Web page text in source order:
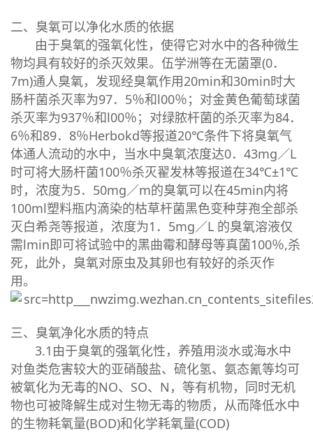
二、臭氧可以净化水质的依据
由于臭氧的强氧化性，使得它对水中的各种微生
物均具有较好的杀灭效果。伍学洲等在无菌罩(0．
7m)通人臭氧，发现经臭氧作用20min和30min时大
肠杆菌杀灭率为97．5％和l00％；对金黄色葡萄球菌
杀灭率为937％和l00％；对绿脓杆菌的杀灭率为84．
6％和89．8％Herbokd等报道20℃条件下将臭氧气
体通人流动的水中，当水中臭氧浓度达0．43mg／L
时可将大肠杆菌100％杀灭翟发林等报道在34℃±1℃
时，浓度为5．50mg／m的臭氧可以在45min内将
100ml塑料瓶内滴染的枯草杆菌黑色变种芽孢全部杀
灭白希尧等报道，浓度为1．5mg／L 的臭氧溶液仅
需lmin即可将试验中的黑曲霉和酵母等真菌100％,杀
死，此外，臭氧对原虫及其卵也有较好的杀灭作
用。
三、臭氧净化水质的特点
3.1由于臭氧的强氧化性，养殖用淡水或海水中
对鱼类危害较大的亚硝酸盐、硫化氢、氨态氰等均可
被氧化为无毒的NO、SO、N，等有机物，同时无机
物也可被降解生成对生物无毒的物质，从而降低水中
的生物耗氧量(BOD)和化学耗氧量(COD)